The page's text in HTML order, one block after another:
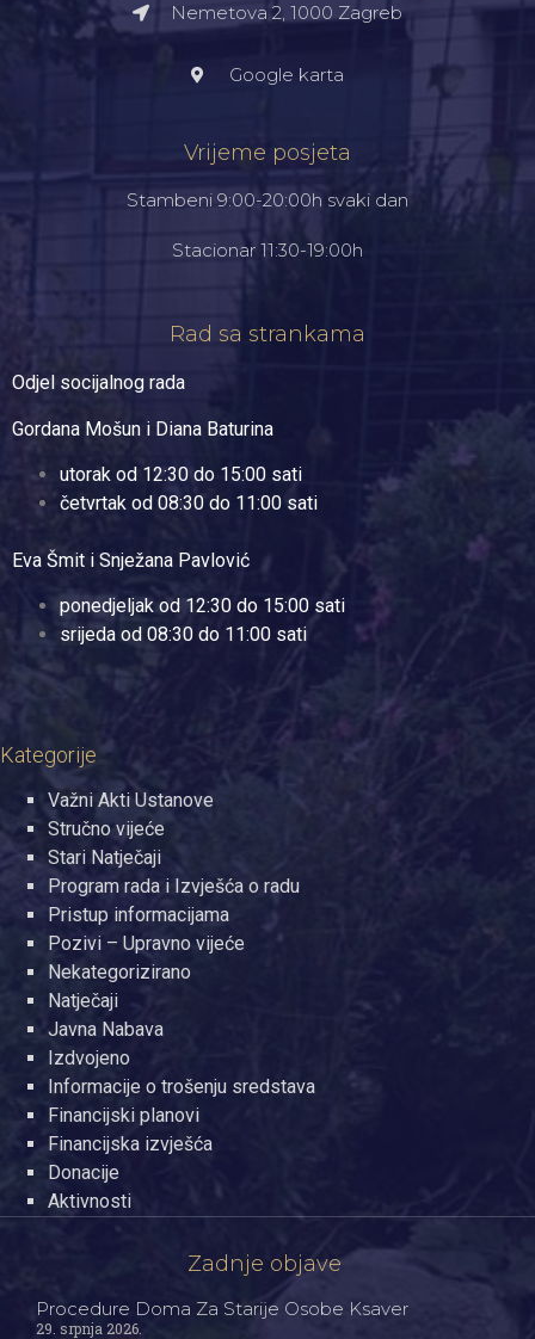
Nemetova 2, 1000 Zagreb​
Google karta
Vrijeme posjeta
Stambeni 9:00-20:00h svaki dan
Stacionar 11:30-19:00h
Rad sa strankama
Odjel socijalnog rada
Gordana Mošun i Diana Baturina
utorak od 12:30 do 15:00 sati
četvrtak od 08:30 do 11:00 sati
Eva Šmit i Snježana Pavlović
ponedjeljak od 12:30 do 15:00 sati
srijeda od 08:30 do 11:00 sati
Kategorije
Važni Akti Ustanove
Stručno vijeće
Stari Natječaji
Program rada i Izvješća o radu
Pristup informacijama
Pozivi – Upravno vijeće
Nekategorizirano
Natječaji
Javna Nabava
Izdvojeno
Informacije o trošenju sredstava
Financijski planovi
Financijska izvješća
Donacije
Aktivnosti
Zadnje objave
Procedure Doma Za Starije Osobe Ksaver
29. srpnja 2026.